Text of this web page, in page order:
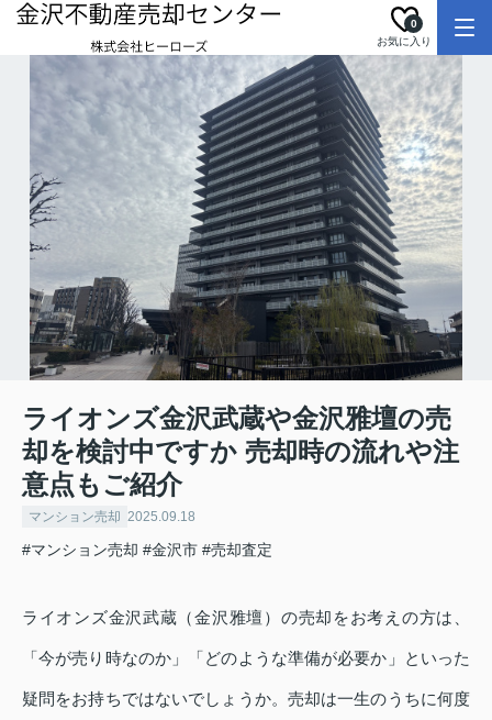
お気に入り
0
ライオンズ金沢武蔵や金沢雅壇の売
却を検討中ですか 売却時の流れや注
意点もご紹介
マンション売却 2025.09.18
#マンション売却 #金沢市 #売却査定
ライオンズ金沢武蔵（金沢雅壇）の売却をお考えの方は、
「今が売り時なのか」「どのような準備が必要か」といった
疑問をお持ちではないでしょうか。売却は一生のうちに何度